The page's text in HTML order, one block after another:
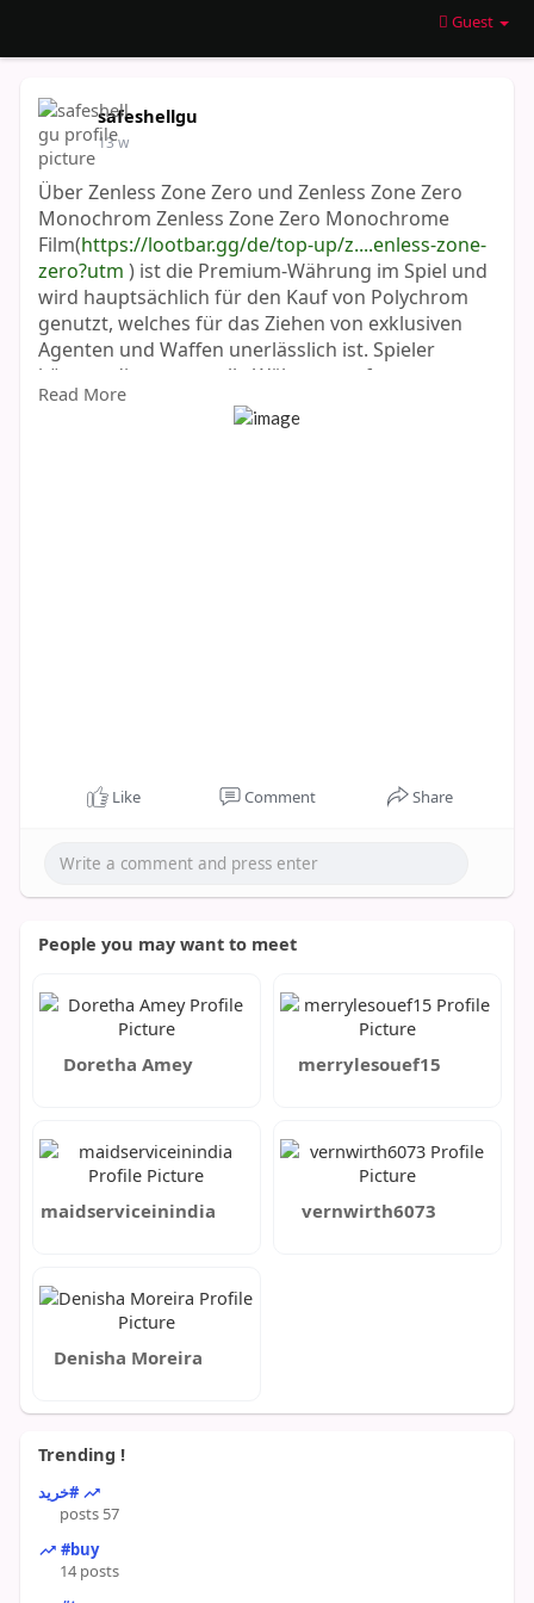
Guest
safeshellgu
13 w
Über Zenless Zone Zero und Zenless Zone Zero
Monochrom Zenless Zone Zero Monochrome
Film(https://lootbar.gg/de/top-up/z....enless-zone-
zero?utm ) ist die Premium-Währung im Spiel und
wird hauptsächlich für den Kauf von Polychrom
genutzt, welches für das Ziehen von exklusiven
Agenten und Waffen unerlässlich ist. Spieler
können diese wertvolle Währung auf
vertrauenswürdigen Handelsplattformen wie
Lootbar oder anderen offiziellen Top-up-Portalen
Read More
Like Comment Share
People you may want to meet
Doretha Amey merrylesouef15
maidserviceinindia vernwirth6073
Denisha Moreira
Trending !
#خرید
57 posts
#buy
14 posts